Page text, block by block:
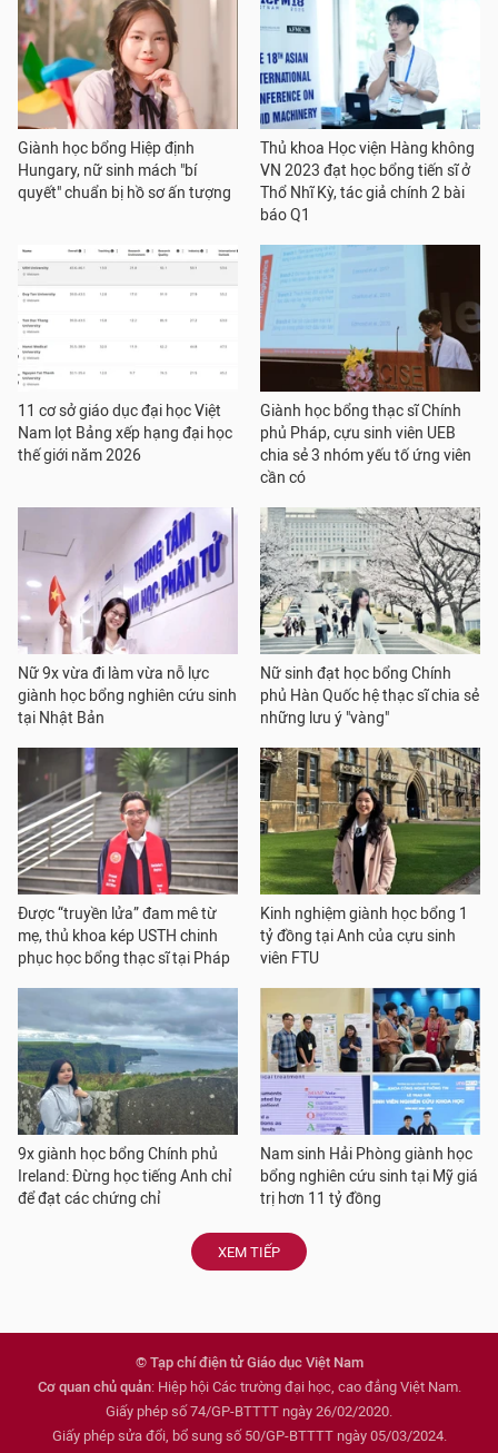
Giành học bổng Hiệp định
Hungary, nữ sinh mách "bí
quyết" chuẩn bị hồ sơ ấn tượng
Thủ khoa Học viện Hàng không
VN 2023 đạt học bổng tiến sĩ ở
Thổ Nhĩ Kỳ, tác giả chính 2 bài
báo Q1
11 cơ sở giáo dục đại học Việt
Nam lọt Bảng xếp hạng đại học
thế giới năm 2026
Giành học bổng thạc sĩ Chính
phủ Pháp, cựu sinh viên UEB
chia sẻ 3 nhóm yếu tố ứng viên
cần có
Nữ 9x vừa đi làm vừa nỗ lực
giành học bổng nghiên cứu sinh
tại Nhật Bản
Nữ sinh đạt học bổng Chính
phủ Hàn Quốc hệ thạc sĩ chia sẻ
những lưu ý "vàng"
Được “truyền lửa” đam mê từ
mẹ, thủ khoa kép USTH chinh
phục học bổng thạc sĩ tại Pháp
Kinh nghiệm giành học bổng 1
tỷ đồng tại Anh của cựu sinh
viên FTU
9x giành học bổng Chính phủ
Ireland: Đừng học tiếng Anh chỉ
để đạt các chứng chỉ
Nam sinh Hải Phòng giành học
bổng nghiên cứu sinh tại Mỹ giá
trị hơn 11 tỷ đồng
XEM TIẾP
© Tạp chí điện tử Giáo dục Việt Nam
Cơ quan chủ quản: Hiệp hội Các trường đại học, cao đẳng Việt Nam.
Giấy phép số 74/GP-BTTTT ngày 26/02/2020.
Giấy phép sửa đổi, bổ sung số 50/GP-BTTTT ngày 05/03/2024.